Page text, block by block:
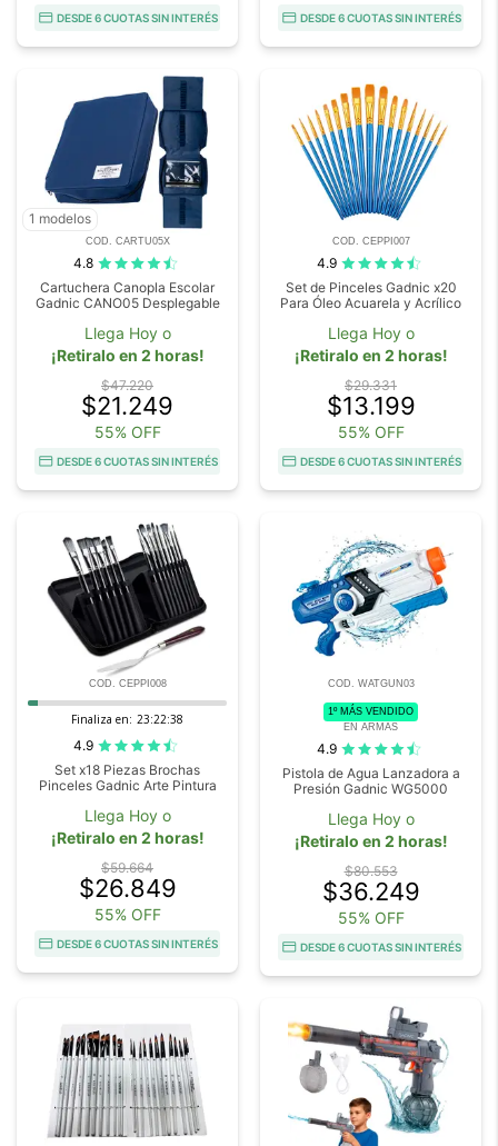
DESDE 6 CUOTAS SIN INTERÉS DESDE 6 CUOTAS SIN INTERÉS
1 modelos
COD. CARTU05X
4.8
Cartuchera Canopla Escolar
Gadnic CANO05 Desplegable
Llega Hoy o
¡Retiralo en 2 horas!
$47.220
$21.249
55% OFF
DESDE 6 CUOTAS SIN INTERÉS
COD. CEPPI007
4.9
Set de Pinceles Gadnic x20
Para Óleo Acuarela y Acrílico
Llega Hoy o
¡Retiralo en 2 horas!
$29.331
$13.199
55% OFF
DESDE 6 CUOTAS SIN INTERÉS
COD. CEPPI008
Finaliza en: 23:22:37
4.9
Set x18 Piezas Brochas
Pinceles Gadnic Arte Pintura
Llega Hoy o
¡Retiralo en 2 horas!
$59.664
$26.849
55% OFF
DESDE 6 CUOTAS SIN INTERÉS
COD. WATGUN03
1º MÁS VENDIDO
EN ARMAS
4.9
Pistola de Agua Lanzadora a
Presión Gadnic WG5000
Llega Hoy o
¡Retiralo en 2 horas!
$80.553
$36.249
55% OFF
DESDE 6 CUOTAS SIN INTERÉS